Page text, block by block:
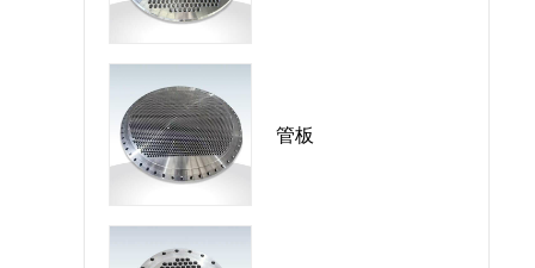
管板